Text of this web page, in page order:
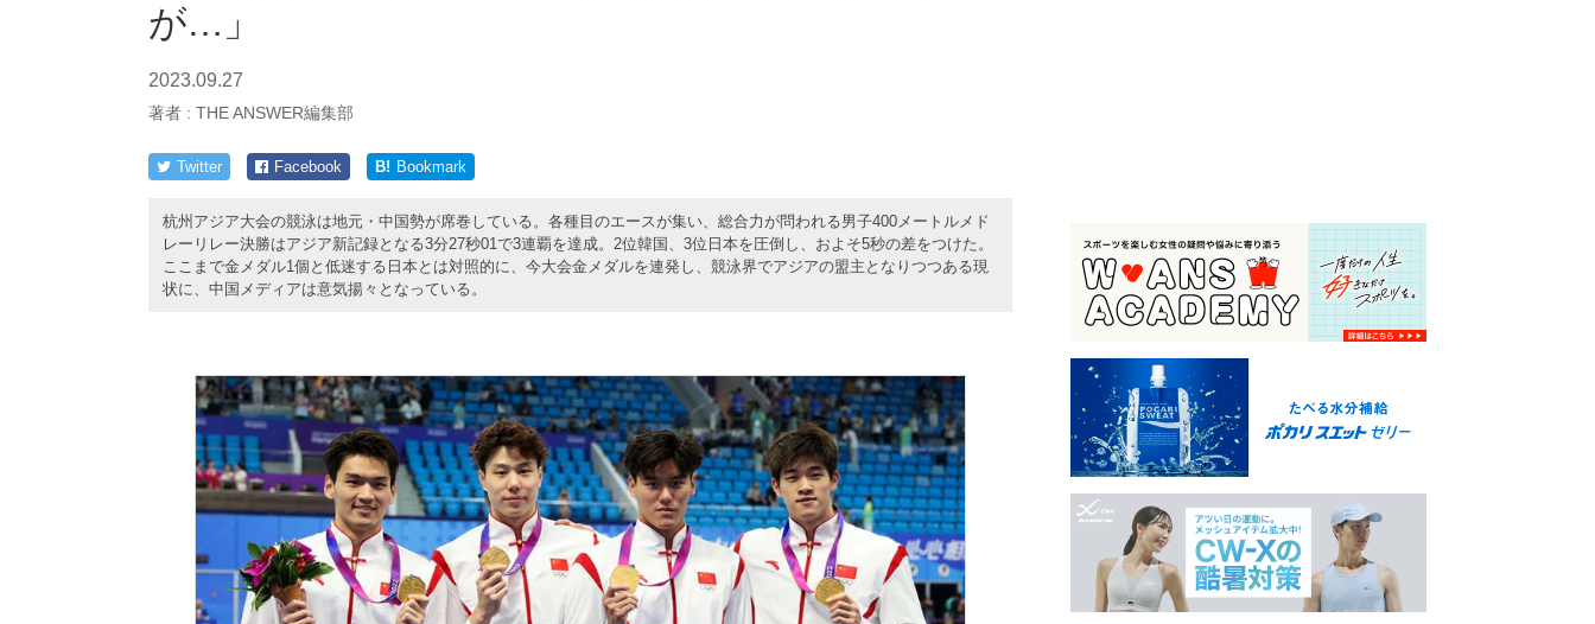
が…」
2023.09.27
著者 : THE ANSWER編集部
Twitter Facebook B! Bookmark
杭州アジア大会の競泳は地元・中国勢が席巻している。各種目のエースが集い、総合力が問われる男子400メートルメド
レーリレー決勝はアジア新記録となる3分27秒01で3連覇を達成。2位韓国、3位日本を圧倒し、およそ5秒の差をつけた。
ここまで金メダル1個と低迷する日本とは対照的に、今大会金メダルを連発し、競泳界でアジアの盟主となりつつある現
状に、中国メディアは意気揚々となっている。